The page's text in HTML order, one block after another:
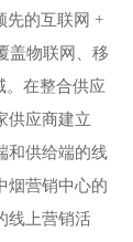
先的互联网 +
盖物联网、移
。在整合供应
供应商建立
和供给端的线
烟营销中心的
线上营销活